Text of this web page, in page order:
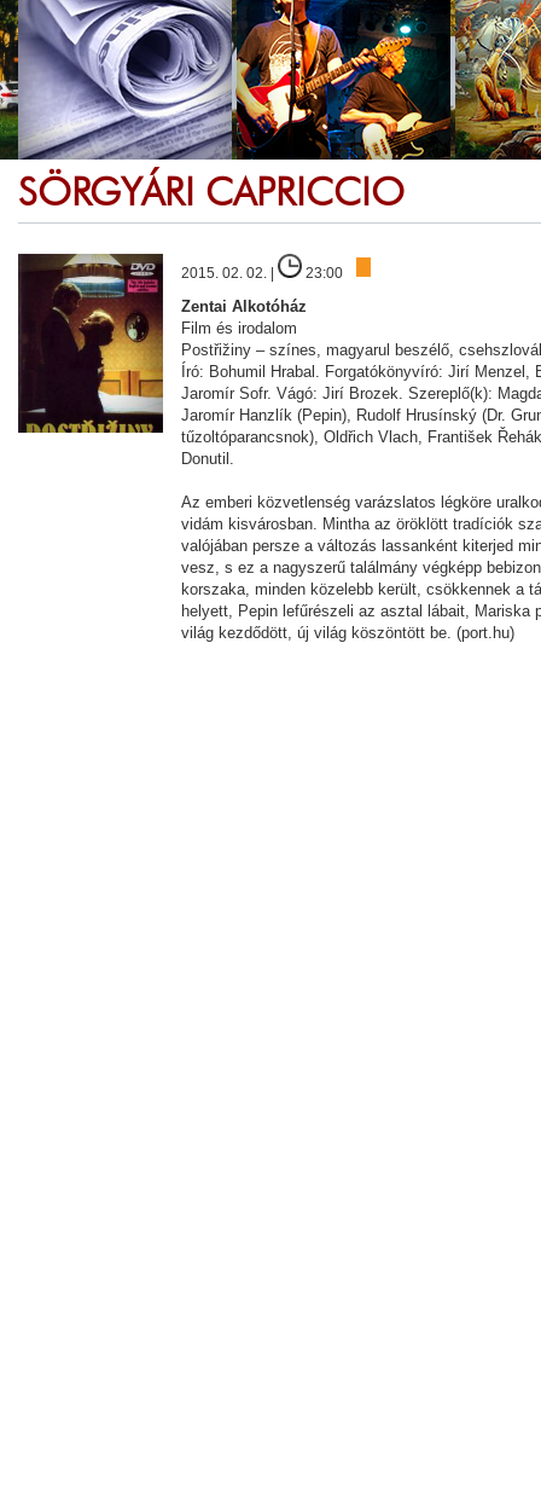
SÖRGYÁRI CAPRICCIO
2015. 02. 02. | 23:00
Zentai Alkotóház
Film és irodalom
Postřižiny – színes, magyarul beszélő,
Író: Bohumil Hrabal. Forgatókönyvíró: Jirí
Jaromír Sofr. Vágó: Jirí Brozek. Szereplő(k):
Jaromír Hanzlík (Pepin), Rudolf Hrusínský (Dr.
tűzoltóparancsnok), Oldřich Vlach, František
Donutil.
Az emberi közvetlenség varázslatos légköre
vidám kisvárosban. Mintha az öröklött tradíciók
valójában persze a változás lassanként kiterjed
vesz, s ez a nagyszerű találmány végképp
korszaka, minden közelebb került, csökkennek a
helyett, Pepin lefűrészeli az asztal lábait, Mariska
világ kezdődött, új világ köszöntött be. (port.hu)